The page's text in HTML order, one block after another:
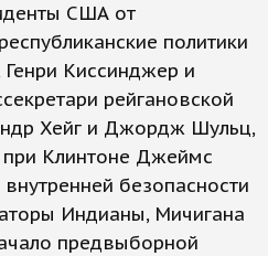
США от
политики
Киссинджер и
рейгановской
Хейг и Джордж Шульц,
Клинтоне Джеймс
безопасности
Индианы, Мичигана
предвыборной